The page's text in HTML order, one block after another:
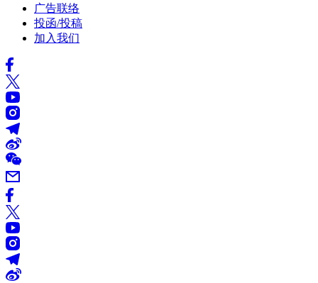
广告联络
投函/投稿
加入我们